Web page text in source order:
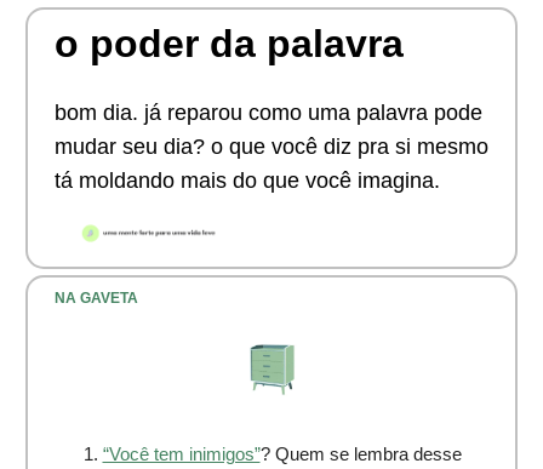
o poder da palavra
bom dia. já reparou como uma palavra pode
mudar seu dia? o que você diz pra si mesmo
tá moldando mais do que você imagina.
NA GAVETA
“Você tem inimigos”? Quem se lembra desse